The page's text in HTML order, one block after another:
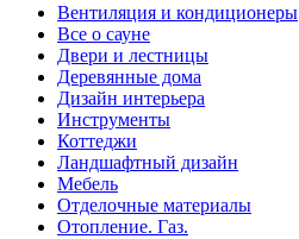
Вентиляция и кондиционеры
Все о сауне
Двери и лестницы
Деревянные дома
Дизайн интерьера
Инструменты
Коттеджи
Ландшафтный дизайн
Мебель
Отделочные материалы
Отопление. Газ.